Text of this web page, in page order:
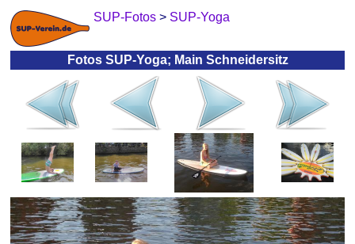
SUP-Fotos > SUP-Yoga
Fotos SUP-Yoga; Main Schneidersitz